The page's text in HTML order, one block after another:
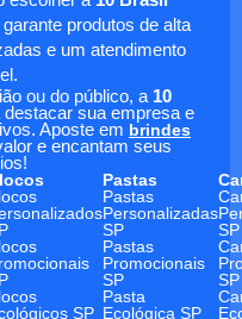
produtos de alta
e um atendimento
ou do público, a 10
sua empresa e
Aposte em brindes
e encantam seus
Pastas
Pastas
Personalizadas
SP
SP
Pastas
Promocionais
SP
SP
SP
Pasta
Ecológica SP